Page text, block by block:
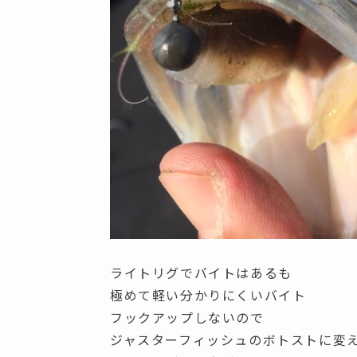
ライトリグでバイトはあるも
極めて軽い分かりにくいバイト
フックアップしないので
ジャスターフィッシュのボトストに変